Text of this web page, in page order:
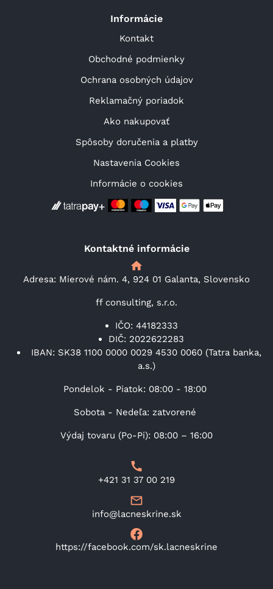
Informácie
Kontakt
Obchodné podmienky
Ochrana osobných údajov
Reklamačný poriadok
Ako nakupovať
Spôsoby doručenia a platby
Nastavenia Cookies
Informácie o cookies
Kontaktné informácie
Adresa: Mierové nám. 4, 924 01 Galanta, Slovensko
ff consulting, s.r.o.
IČO: 44182333
DIČ: 2022622283
IBAN: SK38 1100 0000 0029 4530 0060 (Tatra banka,
a.s.)
Pondelok - Piatok: 08:00 - 18:00
Sobota - Nedeľa: zatvorené
Výdaj tovaru (Po-Pi): 08:00 – 16:00
+421 31 37 00 219
info@lacneskrine.sk
https://facebook.com/sk.lacneskrine